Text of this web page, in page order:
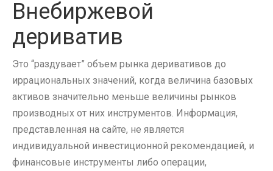
Внебиржевой
дериватив
Это “раздувает” объем рынка деривативов до
иррациональных значений, когда величина базовых
активов значительно меньше величины рынков
производных от них инструментов. Информация,
представленная на сайте, не является
индивидуальной инвестиционной рекомендацией, и
финансовые инструменты либо операции,